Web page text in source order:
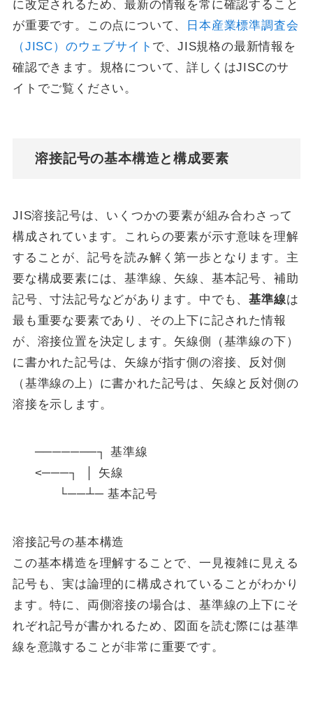
に改定されるため、最新の情報を常に確認すること
が重要です。この点について、
日本産業標準調査会
（JISC）のウェブサイト で、JIS規格の最新情報を
確認できます。規格について、詳しくはJISCのサ
イトでご覧ください。
溶接記号の基本構造と構成要素
JIS溶接記号は、いくつかの要素が組み合わさって
構成されています。これらの要素が示す意味を理解
することが、記号を読み解く第一歩となります。主
要な構成要素には、基準線、矢線、基本記号、補助
記号、寸法記号などがあります。中でも、基準線は
最も重要な要素であり、その上下に記された情報
が、溶接位置を決定します。矢線側（基準線の下）
に書かれた記号は、矢線が指す側の溶接、反対側
（基準線の上）に書かれた記号は、矢線と反対側の
溶接を示します。
    ───────┐ 基準線
    <───┐  │ 矢線
          └──┴─ 基本記号
溶接記号の基本構造
この基本構造を理解することで、一見複雑に見える
記号も、実は論理的に構成されていることがわかり
ます。特に、両側溶接の場合は、基準線の上下にそ
れぞれ記号が書かれるため、図面を読む際には基準
線を意識することが非常に重要です。